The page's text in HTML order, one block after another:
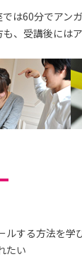
は60分でアン
、受講後には
ルする方法を学
たい